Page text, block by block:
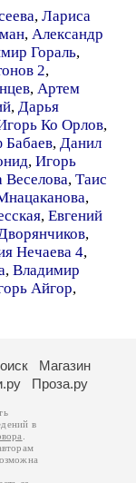
, Лариса
, Александр
Гораль,
2,
, Артем
, Дарья
Ко Орлов,
Бабаев, Данил
, Игорь
Веселова, Таис
,
, Евгений
,
Нечаева 4,
, Владимир
Айгор,
Магазин
Проза.ру
в